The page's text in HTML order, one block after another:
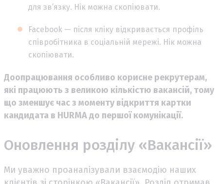
для зв’язку. Нік можна скопіювати.
Facebook — після кліку відкривається профіль
співробітника в соціальній мережі. Нік можна
скопіювати.
Доопрацювання особливо корисне рекрутерам,
які працюють з великою кількістю вакансій, тому
що зменшує час з моменту відкриття картки
кандидата в HURMA до першої комунікації.
Оновлення розділу «Вакансії»
Ми уважно проаналізували взаємодію наших